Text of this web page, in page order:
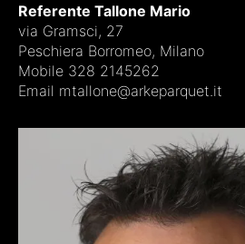
Referente Tallone Mario
via Gramsci, 27
Peschiera Borromeo, Milano
Mobile 328 2145262
Email mtallone@arkeparquet.it